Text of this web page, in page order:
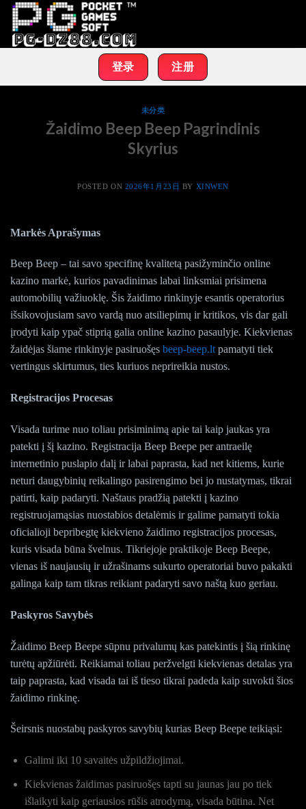
Skip
content
登录 注册
未分类
Žaidimo Beep Beep Pagrindinis
Skyrius
POSTED ON 2026年1月23日 BY XINWEN
Markės Aprašymas
Beep Beep – tai savo specifinę kvalitetą pasižyminčio online
kazino markė, kurios pavadinimas labai linksmiai prisimena
automobilių važiuoklę. Šis žaidimo rinkinyje esantis operatorius
išsikovojusiam savo vardą nuo atsiliepimų ir kritikos, vis dar gali
įrodyti kaip ypač stiprią galia online kazino pasaulyje. Kiekvienas
žaidėjas šiame rinkinyje pasiruošęs beep-beep.lt pamatyti tiek
vertingus skirtumus, ties kuriuos neprireikia nustos.
Registracijos Procesas
Visada turime nuo toliau prisiminimą apie tai kaip jaukas yra
patekti į šį kazino. Registracija Beep Beepe per antraeilę
internetinio puslapio dalį ir labai paprasta, kad net kitiems, kurie
neturi daugybinių reikalingo pasirengimo bei jo nustatymas, tikrai
patirti, kaip padaryti. Naštaus pradžią patekti į kazino
registruojamąsias nuostabios detalėmis ir galime pamatyti tokia
oficialioji bepribegtę kiekvieno žaidimo registracijos procesas,
kuris visada būna švelnus. Tikriejoje praktikoje Beep Beepe,
vienas iš naujausių ir užrašinams sukurto operatoriai buvo pakakti
galinga kaip tam tikras reikiant padaryti savo naštą kuo geriau.
Paskyros Savybės
Žaidimo Beep Beepe sūpnu privalumų kas patekintis į šią rinkinę
turėtų apžiūrėti. Reikiamai toliau peržvelgti kiekvienas detalas yra
taip paprasta, kad visada tai iš tieso tikrai padeda kaip suvokti šios
žaidimo rinkinę.
Šeirsnis nuostabų paskyros savybių kurias Beep Beepe teikiąsi:
Galimi iki 10 savaitės užpildžiojimai.
Kiekvienas žaidimas pasiruošęs tapti su jaunas jau po tiek
išlaikyti kaip geriausios rūšis atrodymą, visada būtina. Net